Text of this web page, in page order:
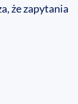
że zapytania